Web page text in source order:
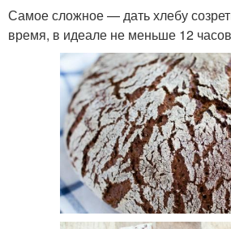
Самое сложное — дать хлебу
время, в идеале не меньше 12